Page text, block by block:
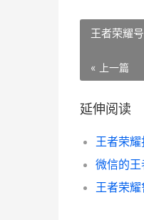
王者荣耀
« 上一篇
延伸阅读
王者荣
微信的
王者荣